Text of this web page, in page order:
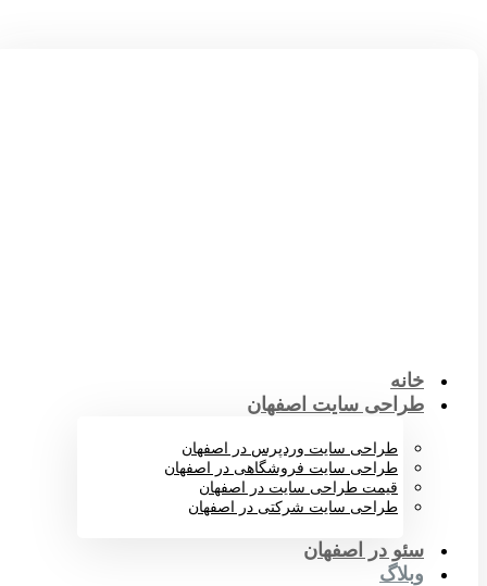
خانه
طراحی سایت اصفهان
طراحی سایت وردپرس در اصفهان
طراحی سایت فروشگاهی در اصفهان
قیمت طراحی سایت در اصفهان
طراحی سایت شرکتی در اصفهان
سئو در اصفهان
وبلاگ